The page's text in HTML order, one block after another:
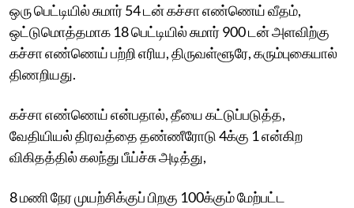
ஒரு பெட்டியில் சுமார் 54 டன் கச்சா எண்ணெய் வீதம்,
ஒட்டுமொத்தமாக 18 பெட்டியில் சுமார் 900 டன் அளவிற்கு
கச்சா எண்ணெய் பற்றி எரிய, திருவள்ளூரே, கரும்புகையால்
திணறியது.
கச்சா எண்ணெய் என்பதால், தீயை கட்டுப்படுத்த,
வேதியியல் திரவத்தை தண்ணீரோடு 4க்கு 1 என்கிற
விகிதத்தில் கலந்து பீய்ச்சு அடித்து,
8 மணி நேர முயற்சிக்குப் பிறகு 100க்கும் மேற்பட்ட